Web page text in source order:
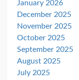
January 2026
December 2025
November 2025
October 2025
September 2025
August 2025
July 2025